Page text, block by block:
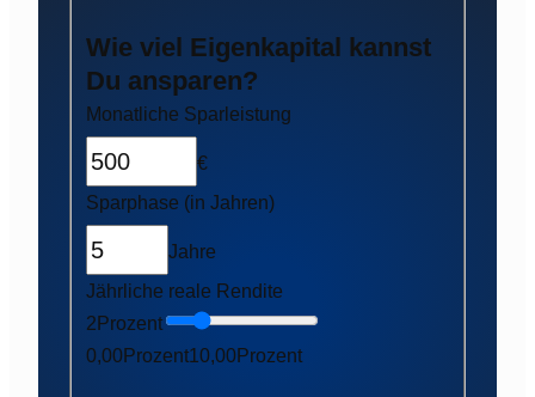
Wie viel Eigenkapital kannst
Du ansparen?
Monatliche Sparleistung
€
Sparphase (in Jahren)
Jahre
Jährliche reale Rendite
2 Prozent
0,00 Prozent10,00Prozent